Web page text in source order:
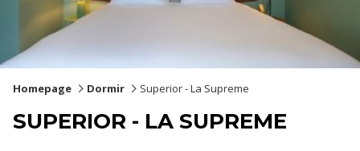
Homepage Dormir Superior - La Supreme
SUPERIOR - LA SUPREME